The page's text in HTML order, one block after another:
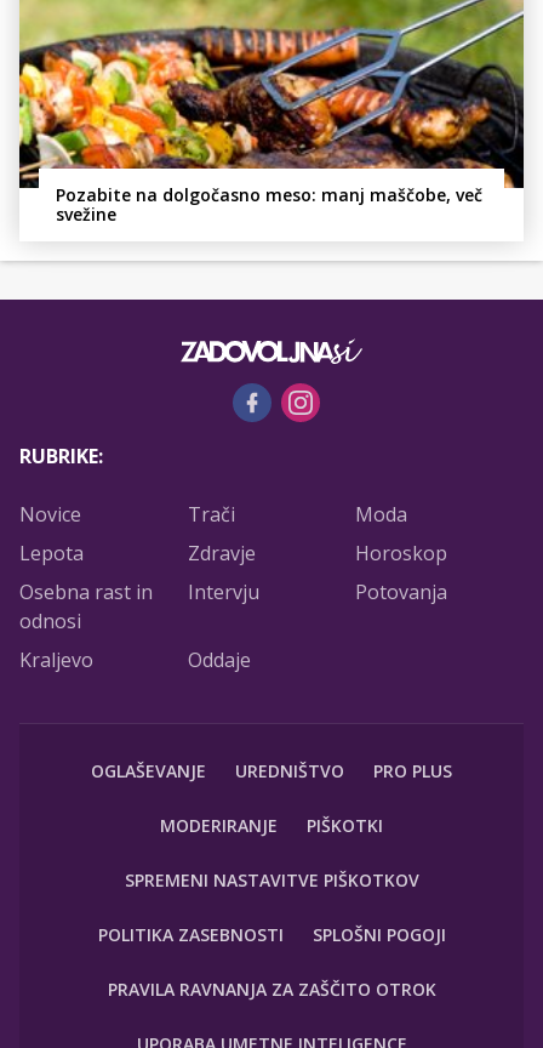
Pozabite na dolgočasno meso: manj maščobe, več
svežine
RUBRIKE:
Novice Trači
Moda
Lepota
Zdravje
Horoskop
Osebna rast in
odnosi
Intervju Potovanja
Kraljevo Oddaje
OGLAŠEVANJE UREDNIŠTVO PRO PLUS
MODERIRANJE PIŠKOTKI
SPREMENI NASTAVITVE PIŠKOTKOV
POLITIKA ZASEBNOSTI SPLOŠNI POGOJI
PRAVILA RAVNANJA ZA ZAŠČITO OTROK
UPORABA UMETNE INTELIGENCE